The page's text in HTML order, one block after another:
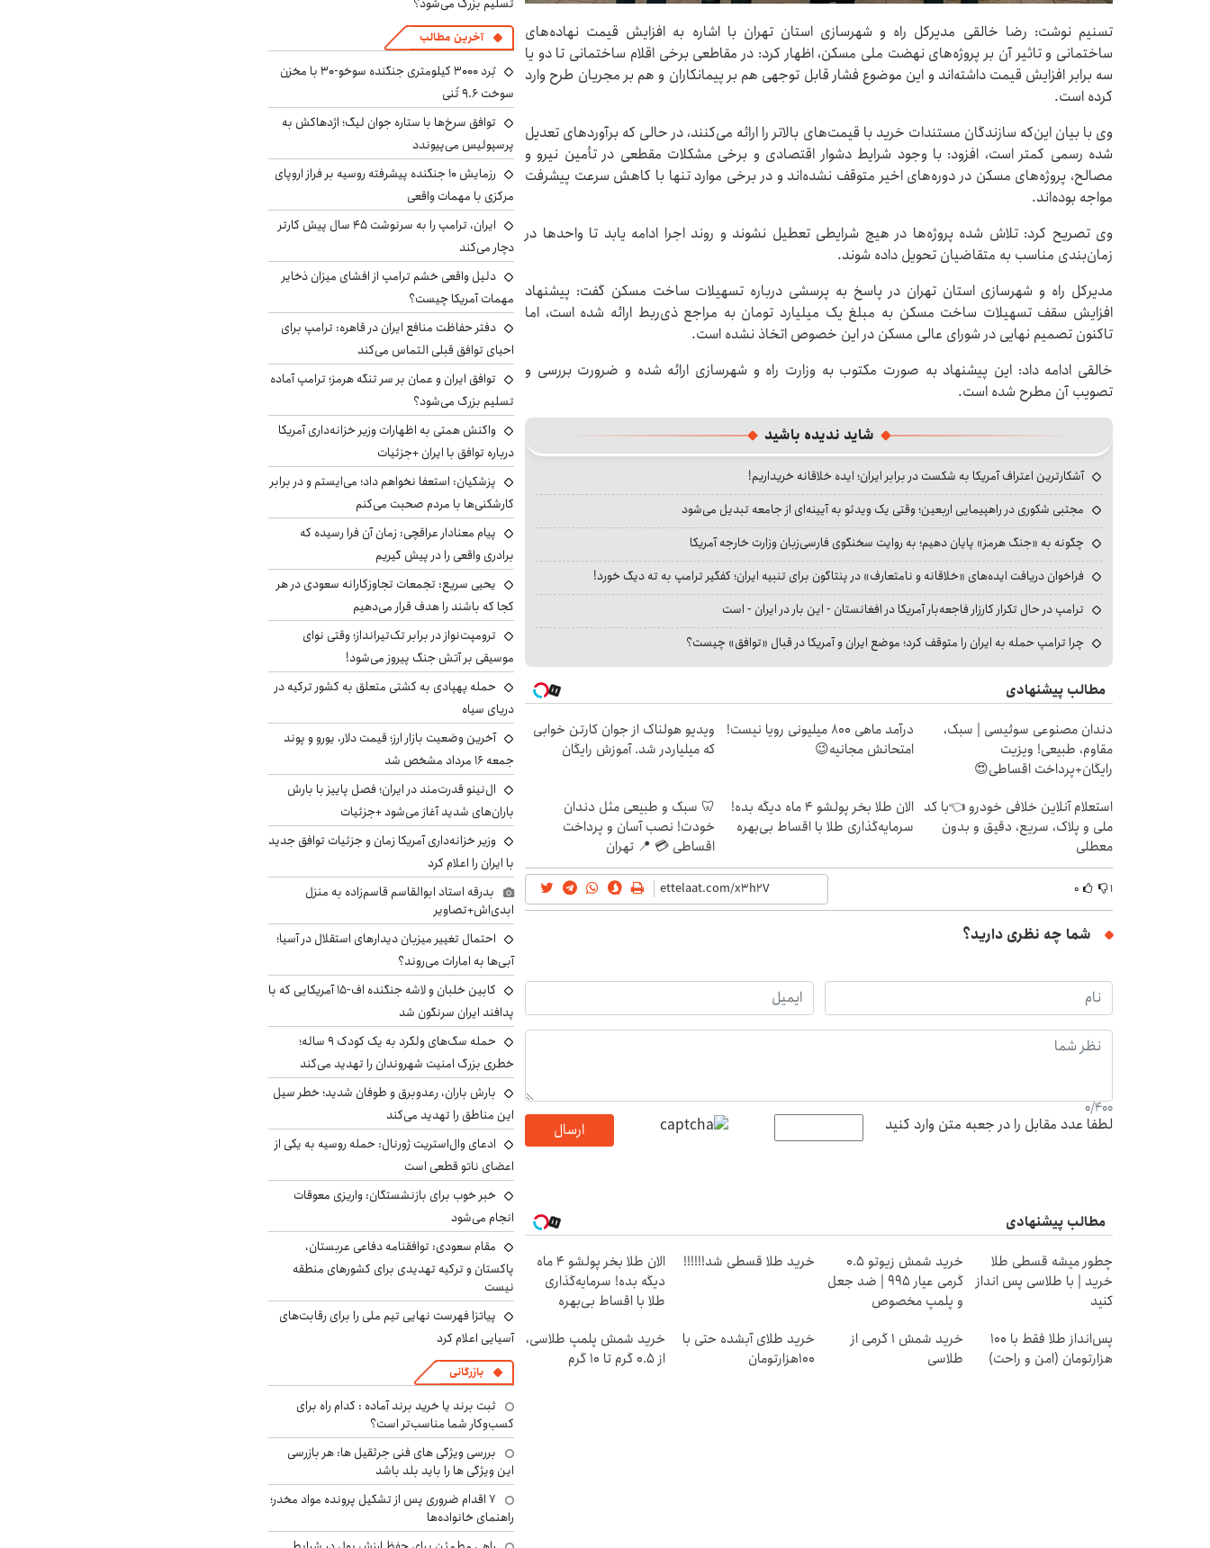
تسنیم نوشت: رضا خالقی مدیرکل راه و شهرسازی استان تهران با اشاره به افزایش قیمت نهاده‌های
ساختمانی و تاثیر آن بر پروژه‌های نهضت ملی مسکن، اظهار کرد: در مقاطعی برخی اقلام ساختمانی تا دو یا
سه برابر افزایش قیمت داشته‌اند و این موضوع فشار قابل توجهی هم بر پیمانکاران و هم بر مجریان طرح وارد
کرده است.
وی با بیان این‌که سازندگان مستندات خرید با قیمت‌های بالاتر را ارائه می‌کنند، در حالی که برآوردهای تعدیل‌
شده رسمی کمتر است، افزود: با وجود شرایط دشوار اقتصادی و برخی مشکلات مقطعی در تأمین نیرو و
مصالح، پروژه‌های مسکن در دوره‌های اخیر متوقف نشده‌اند و در برخی موارد تنها با کاهش سرعت پیشرفت
مواجه بوده‌اند.
وی تصریح کرد: تلاش شده پروژه‌ها در هیچ شرایطی تعطیل نشوند و روند اجرا ادامه یابد تا واحدها در
زمان‌بندی مناسب به متقاضیان تحویل داده شوند.
مدیرکل راه و شهرسازی استان تهران در پاسخ به پرسشی درباره تسهیلات ساخت مسکن گفت: پیشنهاد
افزایش سقف تسهیلات ساخت مسکن به مبلغ یک میلیارد تومان به مراجع ذی‌ربط ارائه شده است، اما
تاکنون تصمیم نهایی در شورای عالی مسکن در این خصوص اتخاذ نشده است.
خالقی ادامه داد: این پیشنهاد به صورت مکتوب به وزارت راه و شهرسازی ارائه شده و ضرورت بررسی و
تصویب آن مطرح شده است.
شاید ندیده باشید
آشکارترین اعتراف آمریکا به شکست در برابر ایران؛ ایده خلاقانه خریداریم!
مجتبی شکوری در راهپیمایی اربعین؛ وقتی یک ویدئو به آیینه‌ای از جامعه تبدیل می‌شود
چگونه به «جنگ هرمز» پایان دهیم؛ به روایت سخنگوی فارسی‌زبان وزارت خارجه آمریکا
فراخوان دریافت ایده‌های «خلاقانه و نامتعارف» در پنتاگون برای تنبیه ایران؛ کفگیر ترامپ به ته دیگ خورد!
ترامپ در حال تکرار کارزار فاجعه‌بار آمریکا در افغانستان - این بار در ایران - است
چرا ترامپ حمله به ایران را متوقف کرد؛ موضع ایران و آمریکا در قبال «توافق» چیست؟
مطالب پیشنهادی
دندان مصنوعی سوئیسی | سبک،
مقاوم، طبیعی! ویزیت
رایگان+پرداخت اقساطی😍
درآمد ماهی 800 میلیونی رویا نیست!
امتحانش مجانیه😉
ویدیو هولناک از جوان کارتن خوابی
که میلیاردر شد. آموزش رایگان
استعلام آنلاین خلافی خودرو 👈با کد
ملی و پلاک، سریع، دقیق و بدون
معطلی
الان طلا بخر پولشو 4 ماه دیگه بده!
سرمایه‌گذاری طلا با اقساط بی‌بهره
🦷 سبک و طبیعی مثل دندان
خودت! نصب آسان و پرداخت
اقساطی 💳 📍 تهران
۱ ۰
شما چه نظری دارید؟
0/400
لطفا عدد مقابل را در جعبه متن وارد کنید ارسال
مطالب پیشنهادی
چطور میشه قسطی طلا
خرید | با طلاسی پس انداز
کنید
خرید شمش زیوتو ۰.۵
گرمی عیار ۹۹۵ | ضد جعل
و پلمپ مخصوص
خرید طلا قسطی شد!!!!!!
الان طلا بخر پولشو 4 ماه
دیگه بده! سرمایه‌گذاری
طلا با اقساط بی‌بهره
پس‌انداز طلا فقط با ۱۰۰
هزارتومان (امن و راحت)
خرید شمش 1 گرمی از
طلاسی
خرید طلای آبشده حتی با
۱۰۰هزارتومان
خرید شمش پلمپ طلاسی،
از ۰.۵ گرم تا ۱۰ گرم
آخرین مطالب
بُرد ۳۰۰۰ کیلومتری جنگنده سوخو-۳۰ با مخزن
سوخت ۹.۶ تُنی
توافق سرخ‌ها با ستاره جوان لیگ؛ اژدهاکش به
پرسپولیس می‌پیوندد
رزمایش ۱۰ جنگنده پیشرفته روسیه بر فراز اروپای
مرکزی با مهمات واقعی
ایران، ترامپ را به سرنوشت ۴۵ سال پیش کارتر
دچار می‌کند
دلیل واقعی خشم ترامپ از افشای میزان ذخایر
مهمات آمریکا چیست؟
دفتر حفاظت منافع ایران در قاهره: ترامپ برای
احیای توافق قبلی التماس می‌کند
توافق ایران و عمان بر سر تنگه هرمز؛ ترامپ آماده
تسلیم بزرگ می‌شود؟
واکنش همتی به اظهارات وزیر خزانه‌داری آمریکا
درباره توافق با ایران +جزئیات
پزشکیان: استعفا نخواهم داد؛ می‌ایستم و در برابر
کارشکنی‌ها با مردم صحبت می‌کنم
پیام معنادار عراقچی: زمان آن فرا رسیده که
برادری واقعی را در پیش گیریم
یحیی سریع: تجمعات تجاوزکارانه سعودی در هر
کجا که باشند را هدف قرار می‌دهیم
ترومپت‌نواز در برابر تک‌تیرانداز؛ وقتی نوای
موسیقی بر آتش جنگ پیروز می‌شود!
حمله پهپادی به کشتی متعلق به کشور ترکیه در
دریای سیاه
آخرین وضعیت بازار ارز؛ قیمت دلار، یورو و پوند
جمعه ۱۶ مرداد مشخص شد
ال‌نینو قدرت‌مند در ایران؛ فصل پاییز با بارش
باران‌های شدید آغاز می‌شود +جزئیات
وزیر خزانه‌داری آمریکا زمان و جزئیات توافق جدید
با ایران را اعلام کرد
بدرقه استاد ابوالقاسم قاسم‌زاده به منزل
ابدی‌اش+تصاویر
احتمال تغییر میزبان دیدارهای استقلال در آسیا؛
آبی‌ها به امارات می‌روند؟
کابین خلبان و لاشه جنگنده اف-۱۵ آمریکایی که با
پدافند ایران سرنگون شد
حمله سگ‌های ولگرد به یک کودک ۹ ساله؛
خطری بزرگ امنیت شهروندان را تهدید می‌کند
بارش باران، رعدوبرق و طوفان شدید؛ خطر سیل
این مناطق را تهدید می‌کند
ادعای وال‌استریت ژورنال: حمله روسیه به یکی از
اعضای ناتو قطعی است
خبر خوب برای بازنشستگان: واریزی معوقات
انجام می‌شود
مقام سعودی: توافقنامه دفاعی عربستان،
پاکستان و ترکیه تهدیدی برای کشورهای منطقه
نیست
پیاتزا فهرست نهایی تیم ملی را برای رقابت‌های
آسیایی اعلام کرد
بازرگانی
ثبت برند یا خرید برند آماده : کدام راه برای
کسب‌وکار شما مناسب‌تر است؟
بررسی ویژگی های فنی جرثقیل ها: هر بازرسی
این ویژگی ها را باید بلد باشد
۷ اقدام ضروری پس از تشکیل پرونده مواد مخدر؛
راهنمای خانواده‌ها